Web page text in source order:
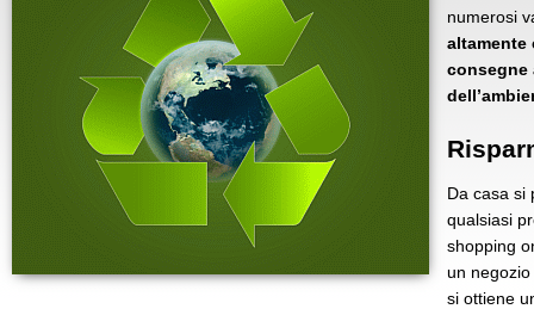
numerosi
altamente
consegne
Da casa si
qualsiasi
shopping
un
si ottiene